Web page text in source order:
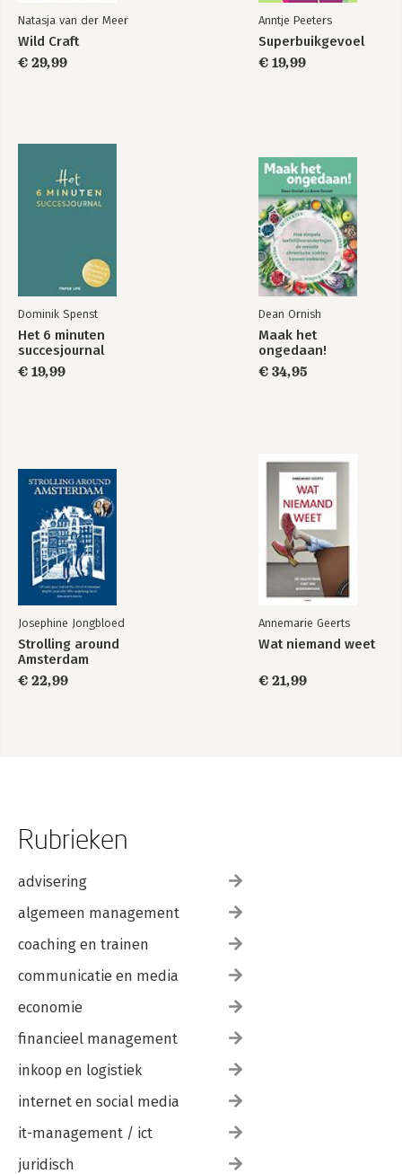
Natasja van der Meer
Wild Craft
€ 29,99
Anntje Peeters
Superbuikgevoel
€ 19,99
Dominik Spenst
Het 6 minuten
succesjournal
€ 19,99
Dean Ornish
Maak het
ongedaan!
€ 34,95
Josephine Jongbloed
Strolling around
Amsterdam
€ 22,99
Annemarie Geerts
Wat niemand weet
€ 21,99
Rubrieken
advisering
algemeen management
coaching en trainen
communicatie en media
economie
financieel management
inkoop en logistiek
internet en social media
it-management / ict
juridisch